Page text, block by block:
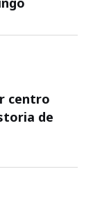
centro
de